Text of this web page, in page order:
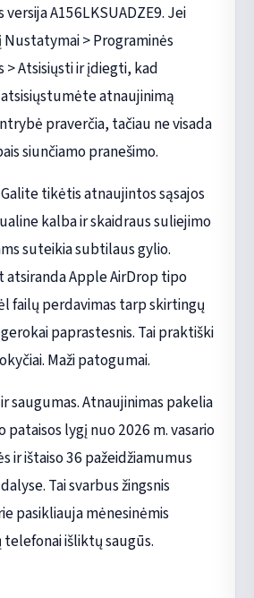
A156LKSUADZE9. Jei
> Programinės
> Atsisiųsti ir įdiegti, kad
atnaujinimą
praverčia, tačiau ne visada
siunčiamo pranešimo.
tikėtis atnaujintos sąsajos
kalba ir skaidraus suliejimo
suteikia subtilaus gylio.
atsiranda Apple AirDrop tipo
failų perdavimas tarp skirtingų
paprastesnis. Tai praktiški
Maži patogumai.
saugumas. Atnaujinimas pakelia
lygį nuo 2026 m. vasario
ir ištaiso 36 pažeidžiamumus
Tai svarbus žingsnis
pasikliauja mėnesinėmis
išliktų saugūs.